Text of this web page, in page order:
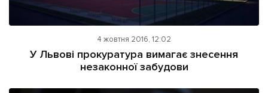
4 жовтня 2016, 12:02
У Львові прокуратура вимагає знесення
незаконної забудови